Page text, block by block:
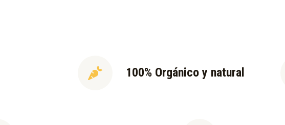
100% Orgánico y natural